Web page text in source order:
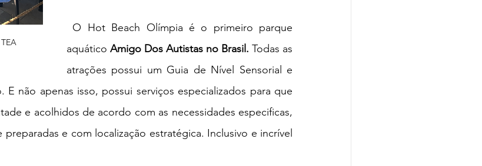
O Hot Beach Olímpia é o primeiro parque
aquático Amigo Dos Autistas no Brasil. Todas as
atrações possui um Guia de Nível Sensorial e
E não apenas isso, possui serviços especializados para que
e acolhidos de acordo com as necessidades especificas,
e com localização estratégica. Inclusivo e incrível